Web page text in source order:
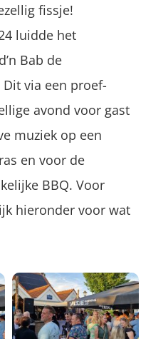
fissje!
luidde het
Bab de
via een proef-
avond voor gast
muziek op een
en voor de
BBQ. Voor
hieronder voor wat